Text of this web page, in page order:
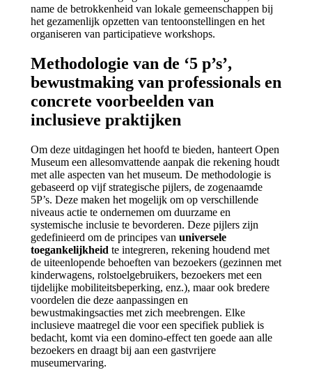
name de betrokkenheid van lokale gemeenschappen bij
het gezamenlijk opzetten van tentoonstellingen en het
organiseren van participatieve workshops.
Methodologie van de ‘5 p’s’,
bewustmaking van professionals en
concrete voorbeelden van
inclusieve praktijken
Om deze uitdagingen het hoofd te bieden, hanteert Open
Museum een allesomvattende aanpak die rekening houdt
met alle aspecten van het museum. De methodologie is
gebaseerd op vijf strategische pijlers, de zogenaamde
5P’s. Deze maken het mogelijk om op verschillende
niveaus actie te ondernemen om duurzame en
systemische inclusie te bevorderen. Deze pijlers zijn
gedefinieerd om de principes van universele
toegankelijkheid te integreren, rekening houdend met
de uiteenlopende behoeften van bezoekers (gezinnen met
kinderwagens, rolstoelgebruikers, bezoekers met een
tijdelijke mobiliteitsbeperking, enz.), maar ook bredere
voordelen die deze aanpassingen en
bewustmakingsacties met zich meebrengen. Elke
inclusieve maatregel die voor een specifiek publiek is
bedacht, komt via een domino-effect ten goede aan alle
bezoekers en draagt bij aan een gastvrijere
museumervaring.